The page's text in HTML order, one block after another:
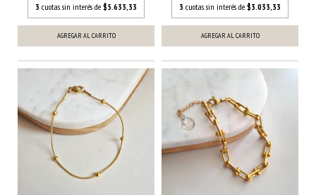
3 cuotas sin interés de $5.633,33 3 cuotas sin interés de $3.033,33